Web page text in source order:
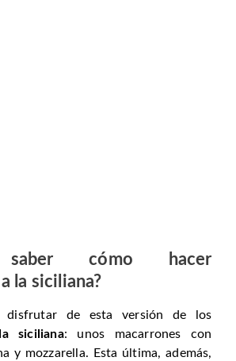
saber cómo hacer
la siciliana?
disfrutar de esta versión de los
siciliana: unos macarrones con
y mozzarella. Esta última, además,